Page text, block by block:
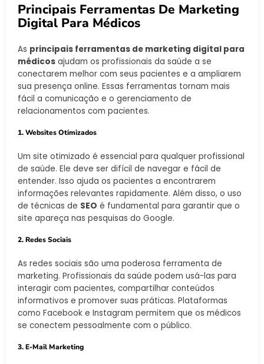
Principais Ferramentas De Marketing
Digital Para Médicos
As principais ferramentas de marketing digital para
médicos ajudam os profissionais da saúde a se
conectarem melhor com seus pacientes e a ampliarem
sua presença online. Essas ferramentas tornam mais
fácil a comunicação e o gerenciamento de
relacionamentos com pacientes.
1. Websites Otimizados
Um site otimizado é essencial para qualquer profissional
de saúde. Ele deve ser difícil de navegar e fácil de
entender. Isso ajuda os pacientes a encontrarem
informações relevantes rapidamente. Além disso, o uso
de técnicas de SEO é fundamental para garantir que o
site apareça nas pesquisas do Google.
2. Redes Sociais
As redes sociais são uma poderosa ferramenta de
marketing. Profissionais da saúde podem usá-las para
interagir com pacientes, compartilhar conteúdos
informativos e promover suas práticas. Plataformas
como Facebook e Instagram permitem que os médicos
se conectem pessoalmente com o público.
3. E-Mail Marketing